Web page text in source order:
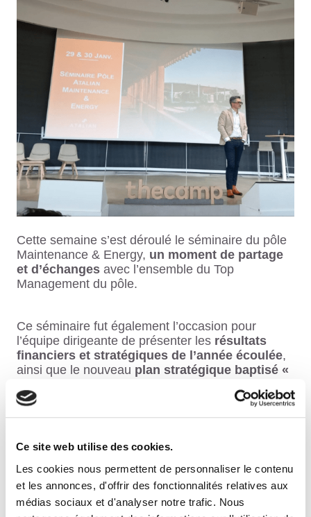
Ce site web utilise des cookies.
Les cookies nous permettent de personnaliser le contenu
et les annonces, d'offrir des fonctionnalités relatives aux
médias sociaux et d'analyser notre trafic. Nous
Cette semaine s’est déroulé le séminaire du pôle
Maintenance & Energy, un moment de partage
et d’échanges avec l’ensemble du Top
Management du pôle.
Ce séminaire fut également l’occasion pour
l’équipe dirigeante de présenter les résultats
financiers et stratégiques de l’année écoulée,
ainsi que le nouveau plan stratégique baptisé «
❝ Pourquoi AME 2026 ? Tout d’abord AME est
l’acronyme d’ATALIAN Maintenance & Energy, qui
est amené à devenir l’entité de tout ce pôle
technique et énergétique au sein du Groupe